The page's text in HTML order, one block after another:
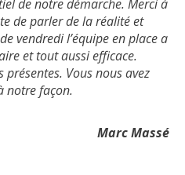
de notre démarche. Merci à
de parler de la réalité et
vendredi l’équipe en place a
et tout aussi efficace.
Vous nous avez
notre façon.
Marc Massé